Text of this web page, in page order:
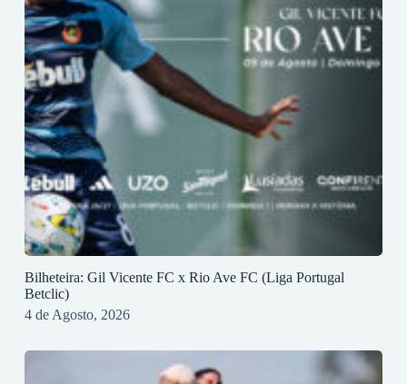
Bilheteira: Gil Vicente FC x Rio Ave FC (Liga Portugal
Betclic)
4 de Agosto, 2026